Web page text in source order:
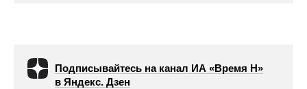
Подписывайтесь на канал ИА «Время Н»
в Яндекс. Дзен